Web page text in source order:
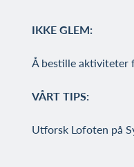
IKKE GLEM:
Å bestille aktiviteter
VÅRT TIPS:
Utforsk Lofoten på